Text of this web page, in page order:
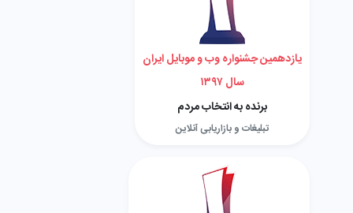
یازدهمین جشنواره وب و موبایل ایران
سال ۱۳۹۷
برنده به انتخاب مردم
تبلیغات و بازاریابی آنلاین